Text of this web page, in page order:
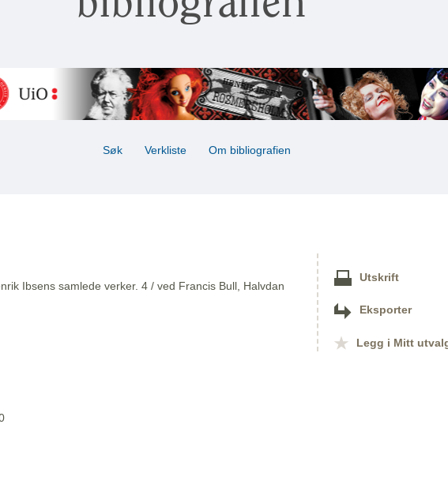
Søk Verkliste Om bibliografien
Ibsens samlede verker. 4 / ved Francis Bull, Halvdan
Utskrift
Eksporter
Legg i Mitt